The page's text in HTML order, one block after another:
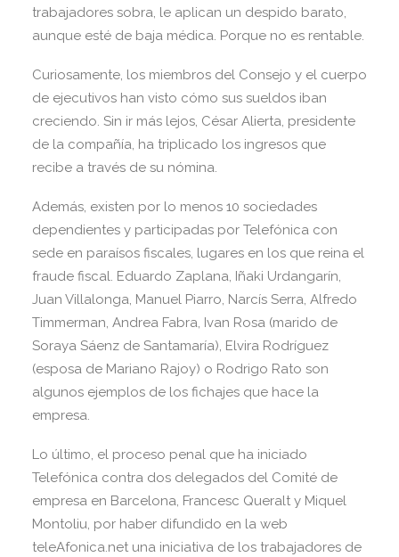
trabajadores sobra, le aplican un despido barato,
aunque esté de baja médica. Porque no es rentable.
Curiosamente, los miembros del Consejo y el cuerpo
de ejecutivos han visto cómo sus sueldos iban
creciendo. Sin ir más lejos, César Alierta, presidente
de la compañía, ha triplicado los ingresos que
recibe a través de su nómina.
Además, existen por lo menos 10 sociedades
dependientes y participadas por Telefónica con
sede en paraísos fiscales, lugares en los que reina el
fraude fiscal. Eduardo Zaplana, Iñaki Urdangarín,
Juan Villalonga, Manuel Piarro, Narcís Serra, Alfredo
Timmerman, Andrea Fabra, Ivan Rosa (marido de
Soraya Sáenz de Santamaría), Elvira Rodríguez
(esposa de Mariano Rajoy) o Rodrigo Rato son
algunos ejemplos de los fichajes que hace la
empresa.
Lo último, el proceso penal que ha iniciado
Telefónica contra dos delegados del Comité de
empresa en Barcelona, Francesc Queralt y Miquel
Montoliu, por haber difundido en la web
teleAfonica.net una iniciativa de los trabajadores de